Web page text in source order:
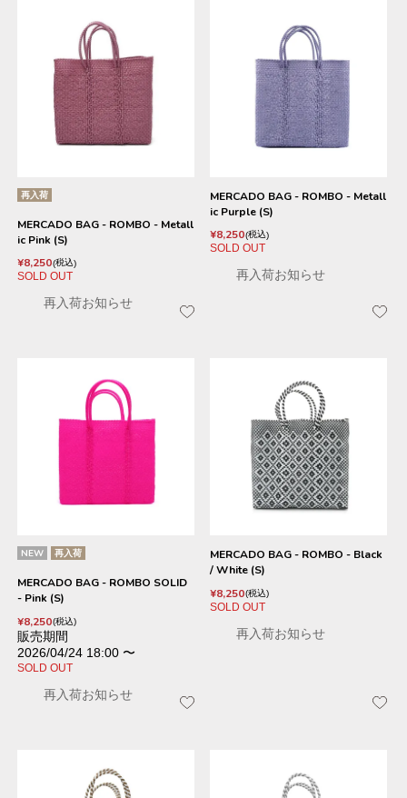
再入荷
MERCADO BAG - ROMBO - Metall
ic Pink (S)
¥8,250 税込
SOLD OUT
再入荷お知らせ
MERCADO BAG - ROMBO - Metall
ic Purple (S)
¥8,250 税込
SOLD OUT
再入荷お知らせ
NEW 再入荷
MERCADO BAG - ROMBO SOLID
- Pink (S)
¥8,250 税込
販売期間
2026/04/24 18:00 〜
SOLD OUT
再入荷お知らせ
MERCADO BAG - ROMBO - Black
/ White (S)
¥8,250 税込
SOLD OUT
再入荷お知らせ